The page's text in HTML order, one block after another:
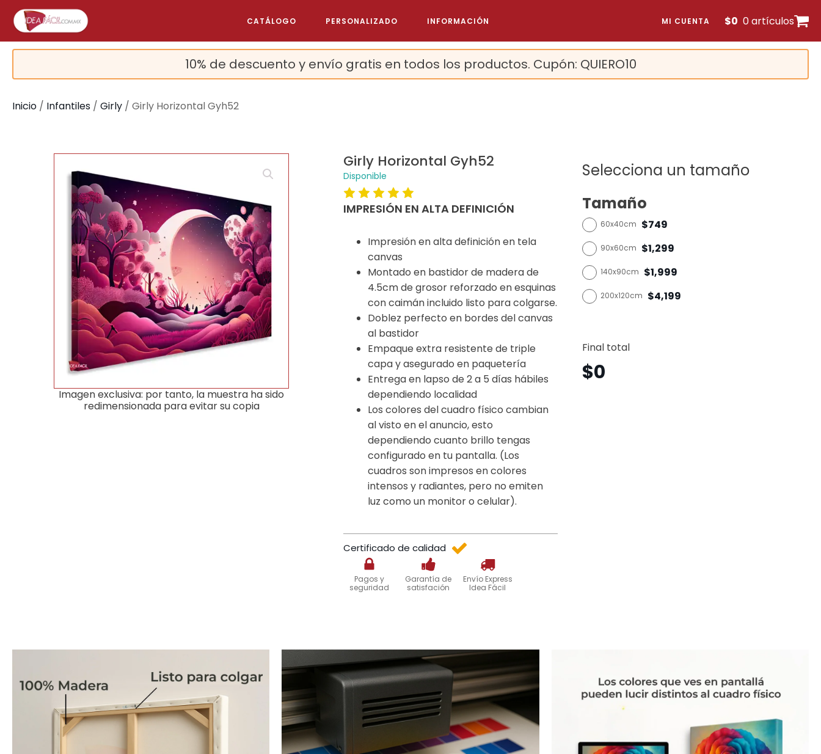
CATÁLOGO PERSONALIZADO INFORMACIÓN MI CUENTA $0 0 artículos
10% de descuento y envío gratis en todos los productos. Cupón: QUIERO10
Inicio / Infantiles / Girly / Girly Horizontal Gyh52
Imagen exclusiva: por tanto, la muestra ha sido
redimensionada para evitar su copia
Girly Horizontal Gyh52
Disponible
IMPRESIÓN EN ALTA DEFINICIÓN
Impresión en alta definición en tela
canvas
Montado en bastidor de madera de
4.5cm de grosor reforzado en esquinas
con caimán incluido listo para colgarse.
Doblez perfecto en bordes del canvas
al bastidor
Empaque extra resistente de triple
capa y asegurado en paquetería
Entrega en lapso de 2 a 5 días hábiles
dependiendo localidad
Los colores del cuadro físico cambian
al visto en el anuncio, esto
dependiendo cuanto brillo tengas
configurado en tu pantalla. (Los
cuadros son impresos en colores
intensos y radiantes, pero no emiten
luz como un monitor o celular).
Certificado de calidad
Pagos y
seguridad
Garantía de
satisfación
Envío Express
Idea Fácil
Selecciona un tamaño
Tamaño
60x40cm $749
90x60cm $1,299
140x90cm $1,999
200x120cm $4,199
Final total
$0